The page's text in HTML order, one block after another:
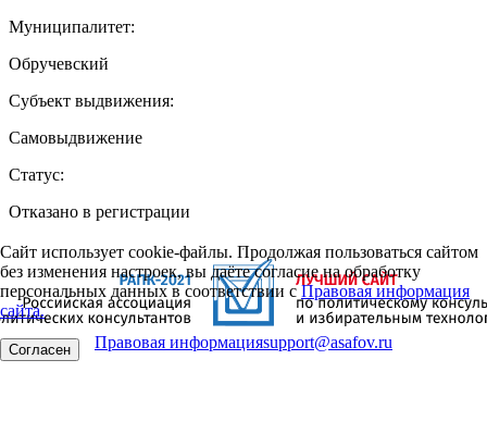
Муниципалитет:
Обручевский
Субъект выдвижения:
Самовыдвижение
Статус:
Отказано в регистрации
Сайт использует cookie-файлы. Продолжая пользоваться сайтом
без изменения настроек, вы даёте согласие на обработку
персональных данных в соответствии сПравовая информация
сайта.
Согласен Правовая информацияsupport@asafov.ru